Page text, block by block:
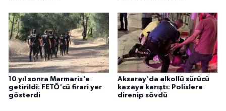
10 yıl sonra Marmaris'e
getirildi: FETÖ'cü firari yer
gösterdi
Aksaray'da alkollü sürücü
kazaya karıştı: Polislere
direnip sövdü